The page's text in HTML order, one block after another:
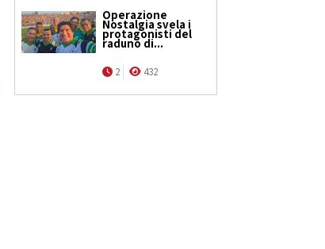
Operazione
Nostalgia svela i
protagonisti del
raduno di...
2 432